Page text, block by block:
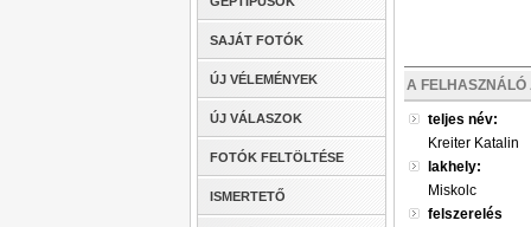
SAJÁT FOTÓK
ÚJ VÉLEMÉNYEK
ÚJ VÁLASZOK
FOTÓK FELTÖLTÉSE
ISMERTETŐ
A FELHASZNÁLÓ
teljes név:
Kreiter Katalin
lakhely:
Miskolc
felszerelés